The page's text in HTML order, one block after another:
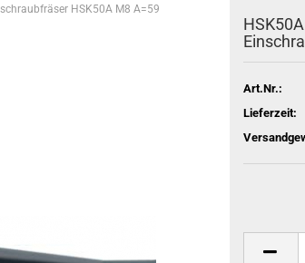
HSK50A M8 A=59
Art.Nr.:
Lieferzeit: